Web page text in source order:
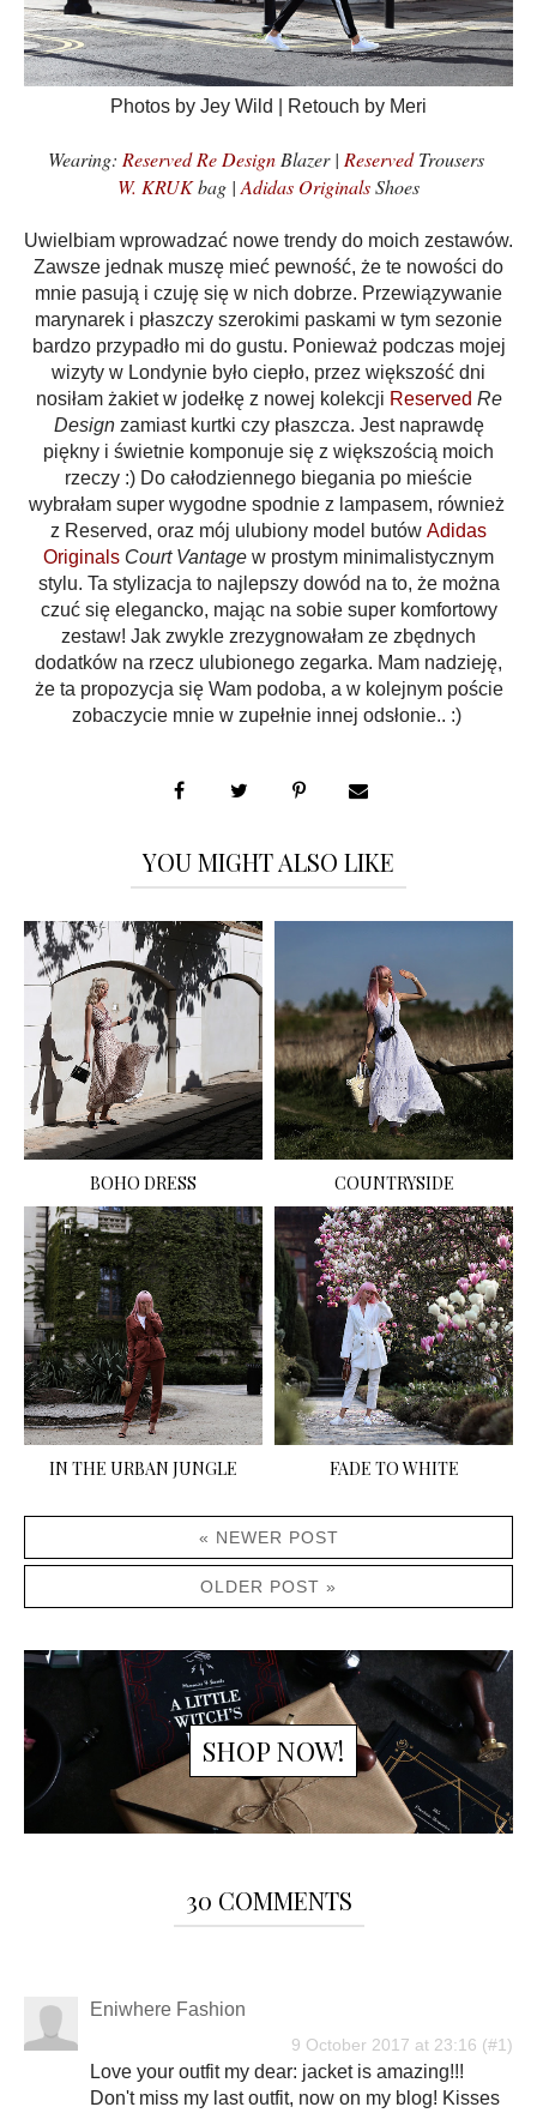
Photos by Jey Wild | Retouch by Meri
Wearing: Reserved Re DesignBlazer | ReservedTrousers
W. KRUKbag | Adidas OriginalsShoes
Uwielbiam wprowadzać nowe trendy do moich zestawów.
Zawsze jednak muszę mieć pewność, że te nowości do
mnie pasują i czuję się w nich dobrze. Przewiązywanie
marynarek i płaszczy szerokimi paskami w tym sezonie
bardzo przypadło mi do gustu. Ponieważ podczas mojej
wizyty w Londynie było ciepło, przez większość dni
nosiłam żakiet w jodełkę z nowej kolekcji Reserved Re
Design zamiast kurtki czy płaszcza. Jest naprawdę
piękny i świetnie komponuje się z większością moich
rzeczy :) Do całodziennego biegania po mieście
wybrałam super wygodne spodnie z lampasem, również
z Reserved, oraz mój ulubiony model butów Adidas
Originals Court Vantage w prostym minimalistycznym
stylu. Ta stylizacja to najlepszy dowód na to, że można
czuć się elegancko, mając na sobie super komfortowy
zestaw! Jak zwykle zrezygnowałam ze zbędnych
dodatków na rzecz ulubionego zegarka. Mam nadzieję,
że ta propozycja się Wam podoba, a w kolejnym poście
zobaczycie mnie w zupełnie innej odsłonie.. :)
YOU MIGHT ALSO LIKE
BOHO DRESS COUNTRYSIDE
IN THE URBAN JUNGLE FADE TO WHITE
« NEWER POST
OLDER POST »
SHOP NOW!
30 COMMENTS
Eniwhere Fashion
9 October 2017 at 23:16
Love your outfit my dear: jacket is amazing!!!
Don't miss my last outfit, now on my blog! Kisses